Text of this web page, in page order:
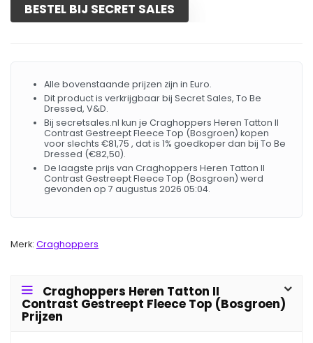
BESTEL BIJ SECRET SALES
Alle bovenstaande prijzen zijn in Euro.
Dit product is verkrijgbaar bij Secret Sales, To Be
Dressed, V&D.
Bij secretsales.nl kun je Craghoppers Heren Tatton II
Contrast Gestreept Fleece Top (Bosgroen) kopen
voor slechts €81,75 , dat is 1% goedkoper dan bij To Be
Dressed (€82,50).
De laagste prijs van Craghoppers Heren Tatton II
Contrast Gestreept Fleece Top (Bosgroen) werd
gevonden op 7 augustus 2026 05:04.
Merk: Craghoppers
Craghoppers Heren Tatton II
Contrast Gestreept Fleece Top (Bosgroen)
Prijzen